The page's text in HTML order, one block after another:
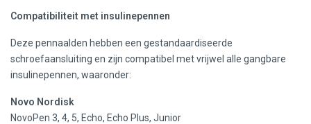
Compatibiliteit met insulinepennen
Deze pennaalden hebben een gestandaardiseerde
schroefaansluiting en zijn compatibel met vrijwel alle gangbare
insulinepennen, waaronder:
Novo Nordisk
NovoPen 3, 4, 5, Echo, Echo Plus, Junior